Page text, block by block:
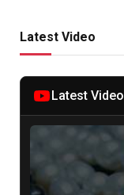
Latest Video
Latest Video